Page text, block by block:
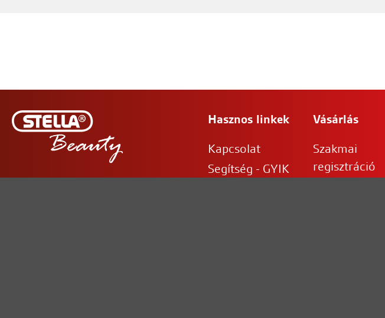
Hasznos linkek
Kapcsolat
Segítség - GYIK
Vásárlás
Szakmai
regisztráció